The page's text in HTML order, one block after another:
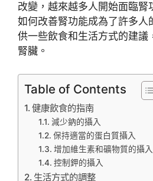
改變，越來越多人開始面臨腎
如何改善腎功能成為了許多人
供一些飲食和生活方式的建議
腎臟。
Table of Contents
健康飲食的指南
減少鈉的攝入
保持適當的蛋白質攝入
增加維生素和礦物質的攝入
控制鉀的攝入
生活方式的調整